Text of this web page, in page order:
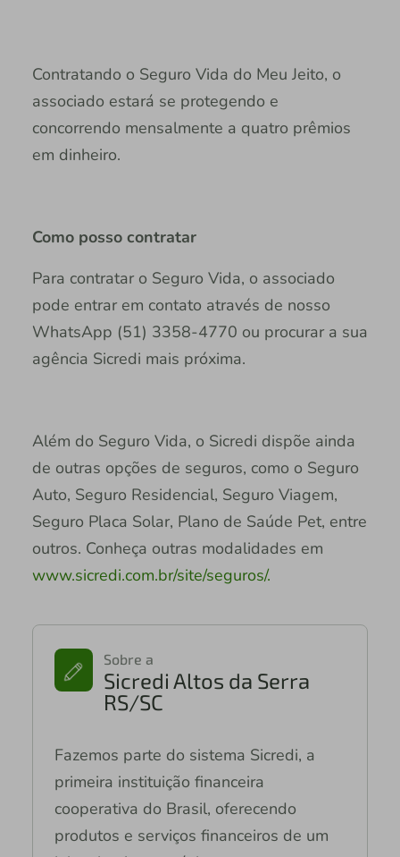
Contratando o Seguro Vida do Meu Jeito, o
associado estará se protegendo e
concorrendo mensalmente a quatro prêmios
em dinheiro.
Como posso contratar
Para contratar o Seguro Vida, o associado
pode entrar em contato através de nosso
WhatsApp (51) 3358-4770 ou procurar a sua
agência Sicredi mais próxima. ­
Além do Seguro Vida, o Sicredi dispõe ainda
de outras opções de seguros, como o Seguro
Auto, Seguro Residencial, Seguro Viagem,
Seguro Placa Solar, Plano de Saúde Pet, entre
outros. Conheça outras modalidades em
www.sicredi.com.br/site/seguros/.
Sobre a
Sicredi Altos da Serra
RS/SC
Fazemos parte do sistema Sicredi, a
primeira instituição financeira
cooperativa do Brasil, oferecendo
produtos e serviços financeiros de um